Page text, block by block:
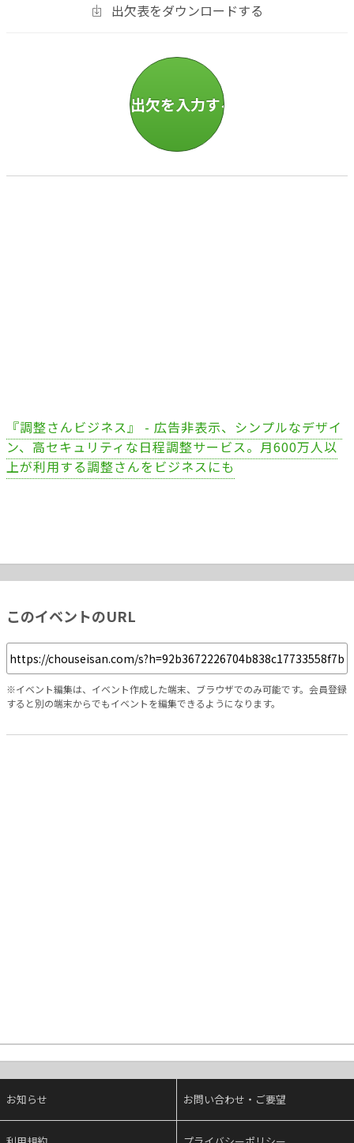
出欠表をダウンロードする
『調整さんビジネス』 - 広告非表示、シンプルなデザイ
ン、高セキュリティな日程調整サービス。月600万人以
上が利用する調整さんをビジネスにも
このイベントのURL
※イベント編集は、イベント作成した端末、ブラウザでのみ可能です。会員登録
すると別の端末からでもイベントを編集できるようになります。
お知らせ お問い合わせ・ご要望